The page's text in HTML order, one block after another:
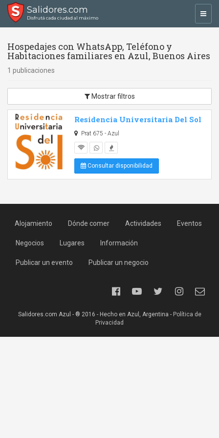
Salidores.com
Disfrutá cada ciudad al máximo
Hospedajes con WhatsApp, Teléfono y
Habitaciones familiares en Azul, Buenos Aires
1 publicaciones
Mostrar filtros
Residencia Universitaria Del Sol
Prat 675 - Azul
Consultar disponibilidad
Alojamiento Dónde comer Actividades Eventos
Negocios Lugares Información
Publicar un evento Publicar un negocio
Salidores.com Azul - ® 2016 - Hecho en Azul, Argentina - Política de
Privacidad